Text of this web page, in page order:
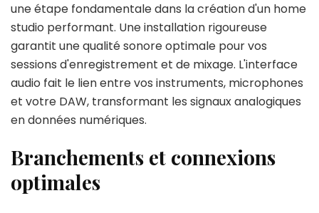
une étape fondamentale dans la création d'un home
studio performant. Une installation rigoureuse
garantit une qualité sonore optimale pour vos
sessions d'enregistrement et de mixage. L'interface
audio fait le lien entre vos instruments, microphones
et votre DAW, transformant les signaux analogiques
en données numériques.
Branchements et connexions
optimales